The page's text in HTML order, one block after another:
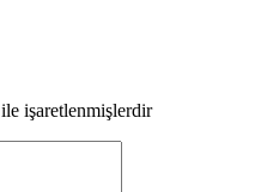
ile işaretlenmişlerdir